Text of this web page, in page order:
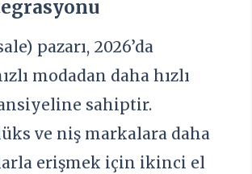
pazarı, 2026’da
modadan daha hızlı
sahiptir.
ve niş markalara daha
erişmek için ikinci el